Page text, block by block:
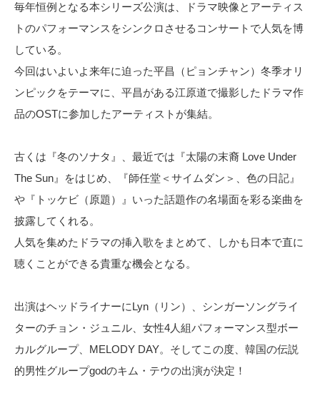
毎年恒例となる本シリーズ公演は、ドラマ映像とアーティス
トのパフォーマンスをシンクロさせるコンサートで人気を博
している。
今回はいよいよ来年に迫った平昌（ピョンチャン）冬季オリ
ンピックをテーマに、平昌がある江原道で撮影したドラマ作
品のOSTに参加したアーティストが集結。
古くは『冬のソナタ』、最近では『太陽の末裔 Love Under
The Sun』をはじめ、『師任堂＜サイムダン＞、色の日記』
や『トッケビ（原題）』いった話題作の名場面を彩る楽曲を
披露してくれる。
人気を集めたドラマの挿入歌をまとめて、しかも日本で直に
聴くことができる貴重な機会となる。
出演はヘッドライナーにLyn（リン）、シンガーソングライ
ターのチョン・ジュニル、女性4人組パフォーマンス型ボー
カルグループ、MELODY DAY。そしてこの度、韓国の伝説
的男性グループgodのキム・テウの出演が決定！